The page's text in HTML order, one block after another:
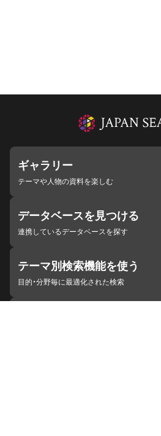
ギャラリー
テーマや人物の資料を楽しむ
データベースを見つける
連携しているデータベースを探す
テーマ別検索機能を使う
目的・分野毎に最適化された検索